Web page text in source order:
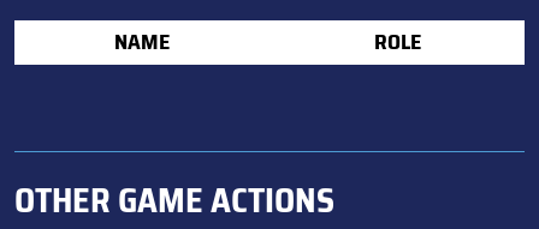
NAME ROLE
OTHER GAME ACTIONS